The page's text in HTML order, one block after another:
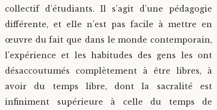
collectif d’étudiants. Il s’agit d’une pédagogie
différente, et elle n’est pas facile à mettre en
œuvre du fait que dans le monde contemporain,
l’expérience et les habitudes des gens les ont
désaccoutumés complètement à être libres, à
avoir du temps libre, dont la sacralité est
infiniment supérieure à celle du temps de